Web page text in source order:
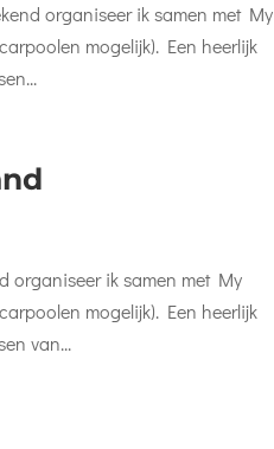
organiseer ik samen met My
mogelijk). Een heerlijk
ik samen met My
mogelijk). Een heerlijk
van...